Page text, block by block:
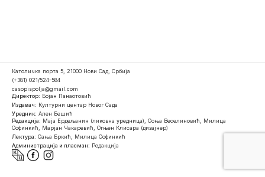
Католичка порта 5, 21000 Нови Сад, Србија
(+381) 021/524-584
casopispolja@gmail.com
Директор: Бојан Панаотовић
Издавач: Културни центар Новог Сада
Уредник: Ален Бешић
Редакција: Маја Ердељанин (ликовна уредница), Соња Веселиновић, Милица
Софинкић, Марјан Чакаревић, Огњен Клисара (дизајнер)
Лектура: Сања Бркић, Милица Софинкић
Администрација и пласман: Редакција